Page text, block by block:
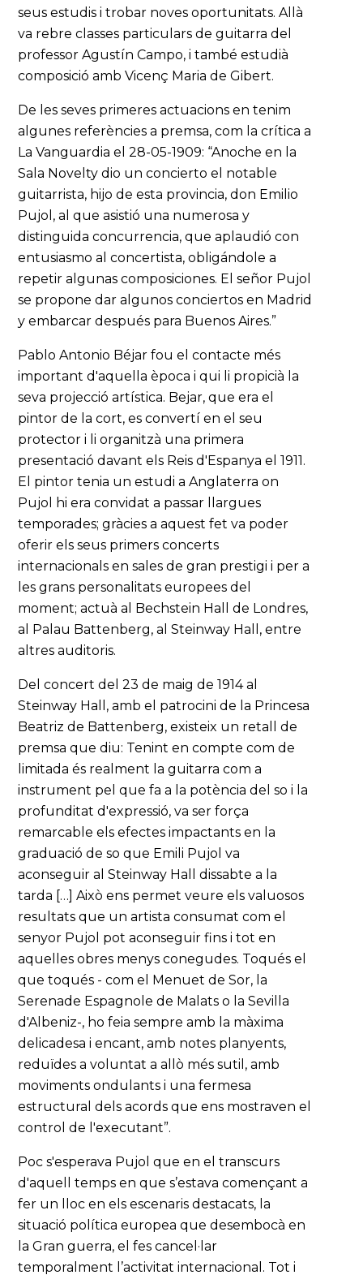
seus estudis i trobar noves oportunitats. Allà
va rebre classes particulars de guitarra del
professor Agustín Campo, i també estudià
composició amb Vicenç Maria de Gibert.
De les seves primeres actuacions en tenim
algunes referències a premsa, com la crítica a
La Vanguardia el 28-05-1909: “Anoche en la
Sala Novelty dio un concierto el notable
guitarrista, hijo de esta provincia, don Emilio
Pujol, al que asistió una numerosa y
distinguida concurrencia, que aplaudió con
entusiasmo al concertista, obligándole a
repetir algunas composiciones. El señor Pujol
se propone dar algunos conciertos en Madrid
y embarcar después para Buenos Aires.”
Pablo Antonio Béjar fou el contacte més
important d'aquella època i qui li propicià la
seva projecció artística. Bejar, que era el
pintor de la cort, es convertí en el seu
protector i li organitzà una primera
presentació davant els Reis d'Espanya el 1911.
El pintor tenia un estudi a Anglaterra on
Pujol hi era convidat a passar llargues
temporades; gràcies a aquest fet va poder
oferir els seus primers concerts
internacionals en sales de gran prestigi i per a
les grans personalitats europees del
moment; actuà al Bechstein Hall de Londres,
al Palau Battenberg, al Steinway Hall, entre
altres auditoris.
Del concert del 23 de maig de 1914 al
Steinway Hall, amb el patrocini de la Princesa
Beatriz de Battenberg, existeix un retall de
premsa que diu: Tenint en compte com de
limitada és realment la guitarra com a
instrument pel que fa a la potència del so i la
profunditat d'expressió, va ser força
remarcable els efectes impactants en la
graduació de so que Emili Pujol va
aconseguir al Steinway Hall dissabte a la
tarda […] Això ens permet veure els valuosos
resultats que un artista consumat com el
senyor Pujol pot aconseguir fins i tot en
aquelles obres menys conegudes. Toqués el
que toqués - com el Menuet de Sor, la
Serenade Espagnole de Malats o la Sevilla
d'Albeniz-, ho feia sempre amb la màxima
delicadesa i encant, amb notes planyents,
reduïdes a voluntat a allò més sutil, amb
moviments ondulants i una fermesa
estructural dels acords que ens mostraven el
control de l'executant”.
Poc s'esperava Pujol que en el transcurs
d'aquell temps en que s’estava començant a
fer un lloc en els escenaris destacats, la
situació política europea que desembocà en
la Gran guerra, el fes cancel·lar
temporalment l’activitat internacional. Tot i